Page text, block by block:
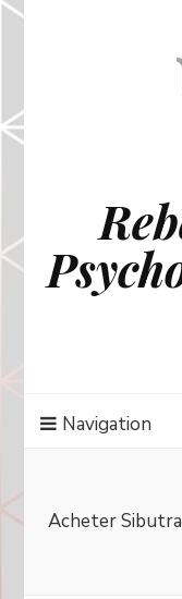
Navigation
Acheter